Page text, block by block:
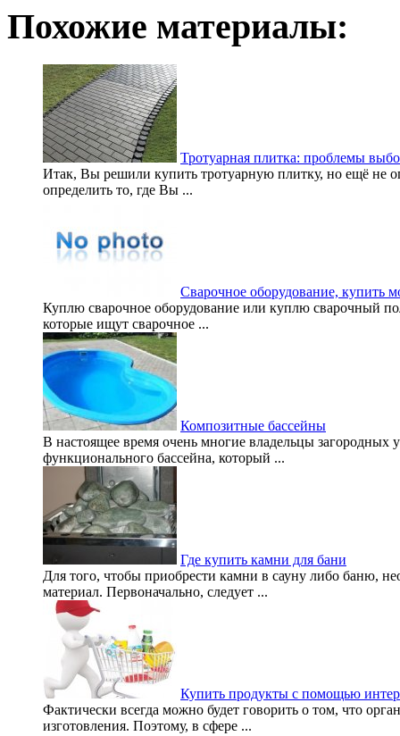
Похожие материалы:
Тротуарная плитка: проблемы
Итак, Вы решили купить тротуарную плитку, но ещё не
определить то, где Вы ...
Сварочное оборудование, купить
Куплю сварочное оборудование или куплю сварочный
которые ищут сварочное ...
Композитные бассейны
В настоящее время очень многие владельцы загородных
функционального бассейна, который ...
Где купить камни для бани
Для того, чтобы приобрести камни в сауну либо баню,
материал. Первоначально, следует ...
Купить продукты с помощью
Фактически всегда можно будет говорить о том, что
изготовления. Поэтому, в сфере ...